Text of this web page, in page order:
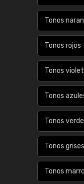
Tonos
Tonos rojos
Tonos
Tonos
Tonos
Tonos grises
Tonos